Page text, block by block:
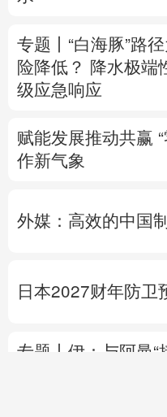
专题丨 “白海豚”路
险降低？
降水极端
级应急响应
赋能发展推动共赢
作新气象
外媒：高效的中国
日本2027财年防卫
专题丨 伊：与阿曼“